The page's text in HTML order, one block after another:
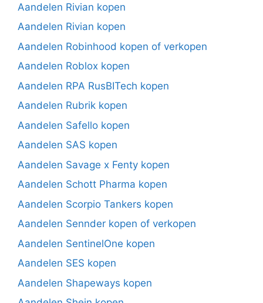
Aandelen Rivian kopen
Aandelen Rivian kopen
Aandelen Robinhood kopen of verkopen
Aandelen Roblox kopen
Aandelen RPA RusBITech kopen
Aandelen Rubrik kopen
Aandelen Safello kopen
Aandelen SAS kopen
Aandelen Savage x Fenty kopen
Aandelen Schott Pharma kopen
Aandelen Scorpio Tankers kopen
Aandelen Sennder kopen of verkopen
Aandelen SentinelOne kopen
Aandelen SES kopen
Aandelen Shapeways kopen